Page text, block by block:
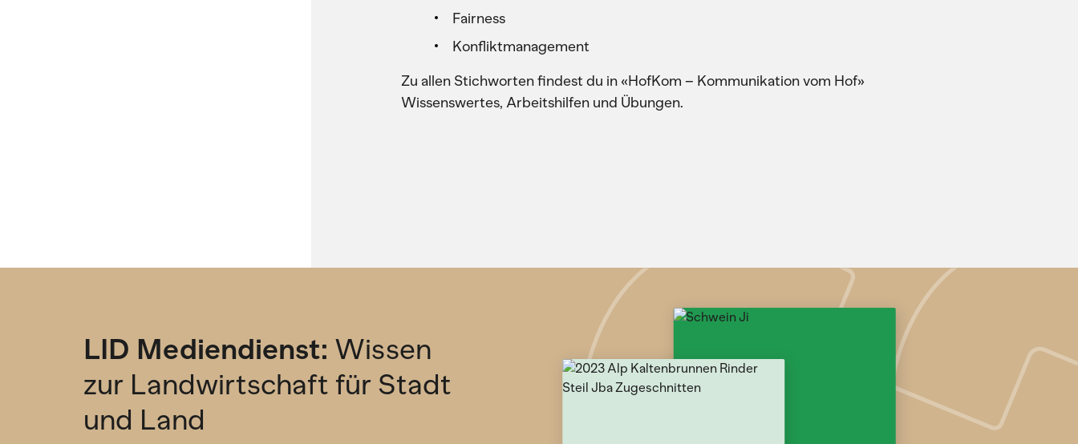
Fairness
Konfliktmanagement
Zu allen Stichworten findest du in «HofKom – Kommunikation vom Hof»
Wissenswertes, Arbeitshilfen und Übungen.
LID Mediendienst: Wissen
zur Landwirtschaft für Stadt
und Land